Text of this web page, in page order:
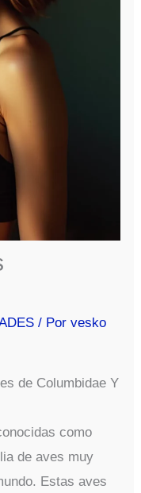
/ Porvesko
como
de aves muy
Estas aves